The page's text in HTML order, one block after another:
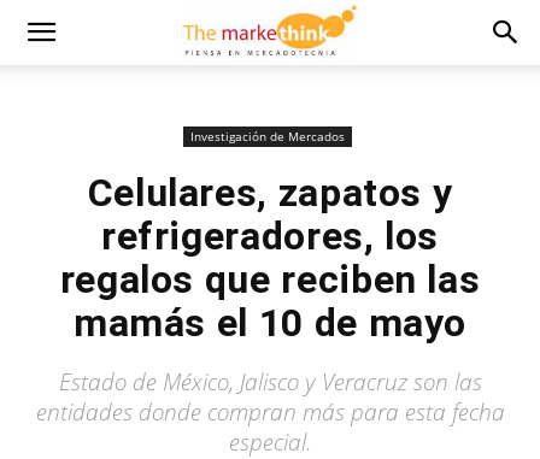
Investigación de Mercados
Celulares, zapatos y
refrigeradores, los
regalos que reciben las
mamás el 10 de mayo
Estado de México, Jalisco y Veracruz son las
entidades donde compran más para esta fecha
especial.